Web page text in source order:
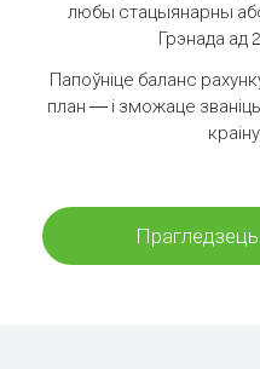
любы стацыянарны
Грэнада ад
Папоўніце баланс
план — і зможаце